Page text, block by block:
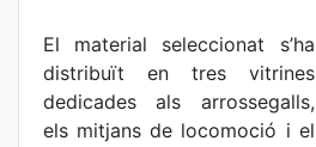
El material seleccionat s’ha
distribuït en tres vitrines
dedicades als arrossegalls,
els mitjans de locomoció i el